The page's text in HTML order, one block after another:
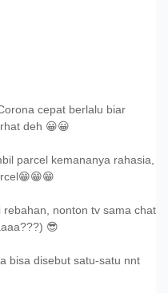
cepat berlalu biar
deh 😀😀
parcel kemananya rahasia,
nonton tv sama chat
😎
bisa disebut satu-satu nnt